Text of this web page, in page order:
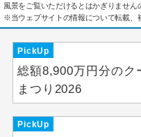
風景をご覧いただけるとはかぎりません
※当ウェブサイトの情報について転載、
PickUp
総額8,900万円分のク
まつり2026
PickUp